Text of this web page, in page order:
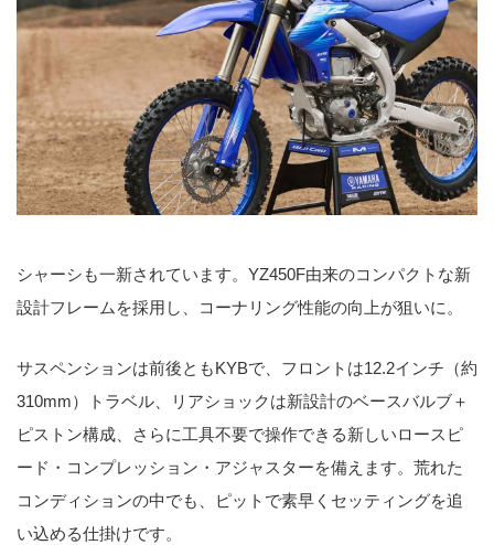
シャーシも一新されています。YZ450F由来のコンパクトな新
設計フレームを採用し、コーナリング性能の向上が狙いに。
サスペンションは前後ともKYBで、フロントは12.2インチ（約
310mm）トラベル、リアショックは新設計のベースバルブ＋
ピストン構成、さらに工具不要で操作できる新しいロースピ
ード・コンプレッション・アジャスターを備えます。荒れた
コンディションの中でも、ピットで素早くセッティングを追
い込める仕掛けです。